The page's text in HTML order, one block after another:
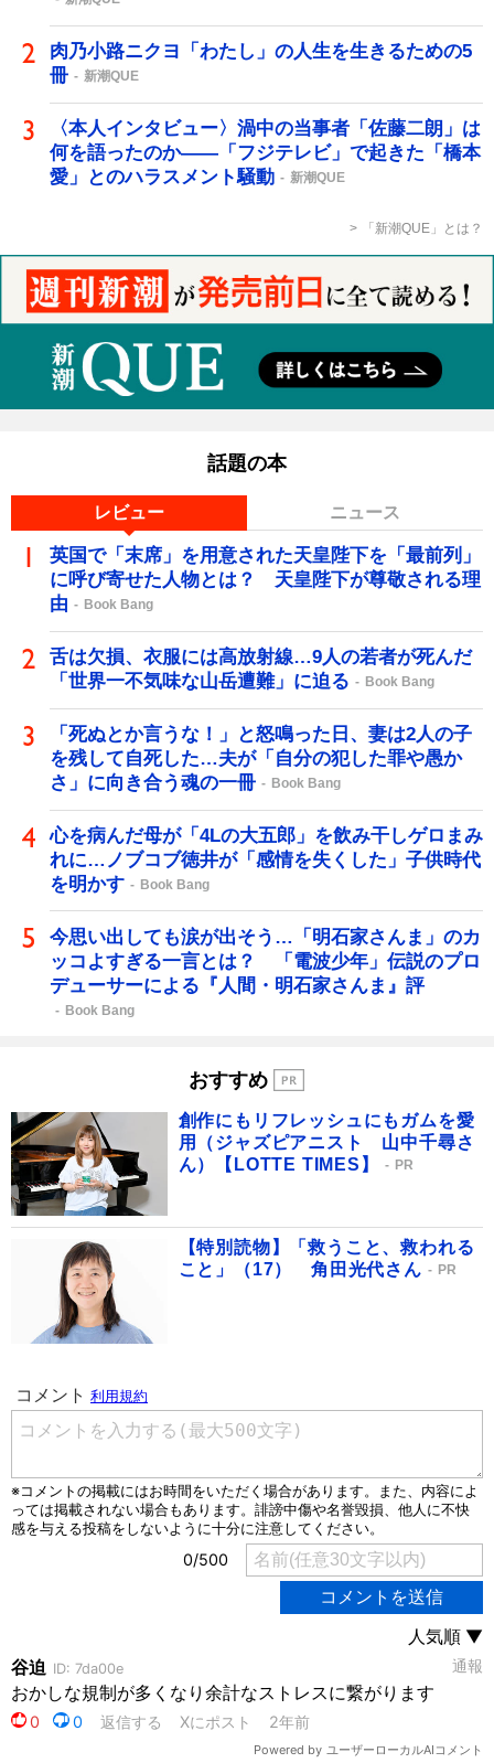
肉乃小路ニクヨ「わたし」の人生を生きるための5
冊
新潮QUE
〈本人インタビュー〉渦中の当事者「佐藤二朗」は
何を語ったのか――「フジテレビ」で起きた「橋本
愛」とのハラスメント騒動
新潮QUE
「新潮QUE」とは？
話題の本
レビュー ニュース
英国で「末席」を用意された天皇陛下を「最前列」
に呼び寄せた人物とは？ 天皇陛下が尊敬される理
由
Book Bang
舌は欠損、衣服には高放射線…9人の若者が死んだ
「世界一不気味な山岳遭難」に迫る
Book Bang
「死ぬとか言うな！」と怒鳴った日、妻は2人の子
を残して自死した…夫が「自分の犯した罪や愚か
さ」に向き合う魂の一冊
Book Bang
心を病んだ母が「4Lの大五郎」を飲み干しゲロまみ
れに…ノブコブ徳井が「感情を失くした」子供時代
を明かす
Book Bang
今思い出しても涙が出そう…「明石家さんま」のカ
ッコよすぎる一言とは？ 「電波少年」伝説のプロ
デューサーによる『人間・明石家さんま』評
Book Bang
おすすめ
創作にもリフレッシュにもガムを愛
用（ジャズピアニスト 山中千尋さ
ん）【LOTTE TIMES】
PR
【特別読物】「救うこと、救われる
こと」（17） 角田光代さん
PR